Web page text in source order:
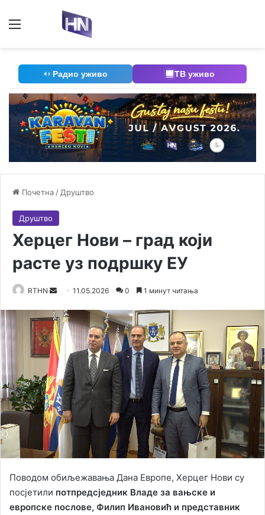
Радио уживо ТВ уживо
Почетна / Друштво
Друштво
Херцег Нови – град који
расте уз подршку ЕУ
RTHN
n
d
a
n
e
m
a
i
l
11.05.2026 0 1 минут читања
Поводом обиљежавања Дана Европе, Херцег Нови су
посјетили потпредсједник Владе за вањске и
европске послове, Филип Ивановић и представник